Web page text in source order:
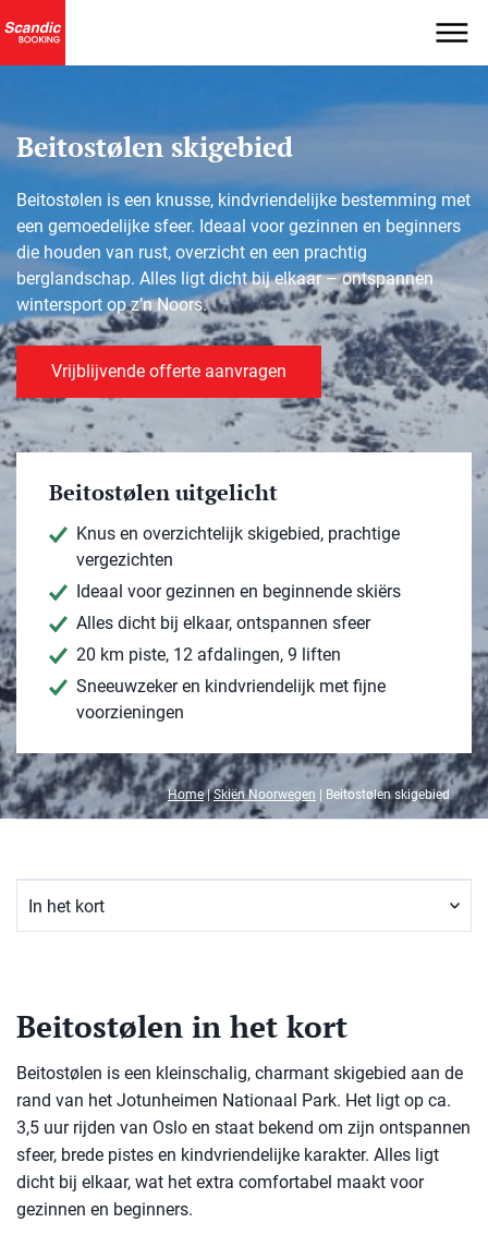
Beitostølen skigebied
Beitostølen is een knusse, kindvriendelijke bestemming met
een gemoedelijke sfeer. Ideaal voor gezinnen en beginners
die houden van rust, overzicht en een prachtig
berglandschap. Alles ligt dicht bij elkaar – ontspannen
wintersport op z’n Noors.
Vrijblijvende offerte aanvragen
Beitostølen uitgelicht
Knus en overzichtelijk skigebied, prachtige
vergezichten
Ideaal voor gezinnen en beginnende skiërs
Alles dicht bij elkaar, ontspannen sfeer
20 km piste, 12 afdalingen, 9 liften
Sneeuwzeker en kindvriendelijk met fijne
voorzieningen
Home|Skiën Noorwegen Beitostølen skigebied
Beitostølen in het kort
Beitostølen is een kleinschalig, charmant skigebied aan de
rand van het Jotunheimen Nationaal Park. Het ligt op ca.
3,5 uur rijden van Oslo en staat bekend om zijn ontspannen
sfeer, brede pistes en kindvriendelijke karakter. Alles ligt
dicht bij elkaar, wat het extra comfortabel maakt voor
gezinnen en beginners.